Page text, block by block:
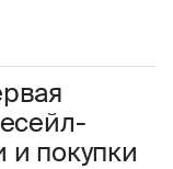
и покупки
соглашения